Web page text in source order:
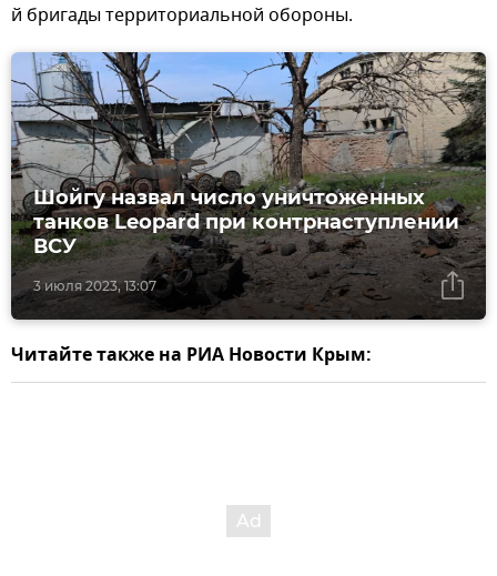
й бригады территориальной обороны.
3 июля 2023, 13:07
Шойгу назвал число уничтоженных
танков Leopard при контрнаступлении
ВСУ
Читайте также на РИА Новости Крым: